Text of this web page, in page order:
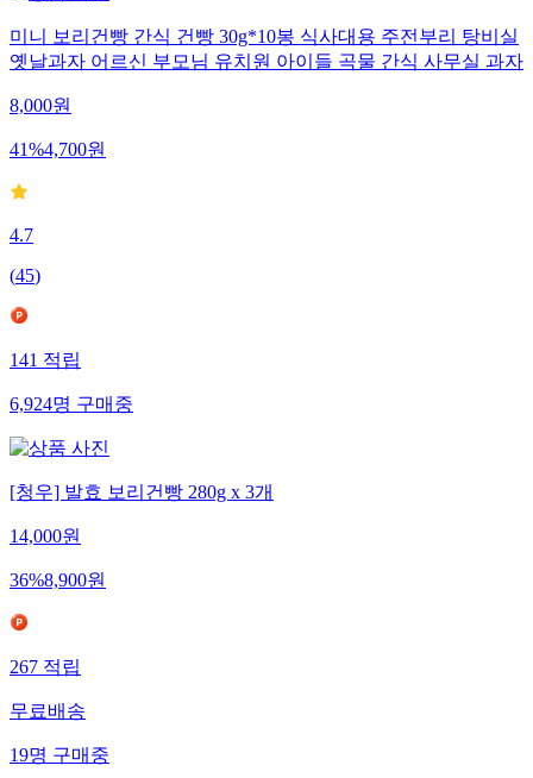
미니 보리건빵 간식 건빵 30g*10봉 식사대용 주전부리 탕비실
옛날과자 어르신 부모님 유치원 아이들 곡물 간식 사무실 과자
8,000원
41%4,700원
4.7
(45)
141적립
6,924명구매중
[청우] 발효 보리건빵 280g x 3개
14,000원
36%8,900원
267적립
무료배송
19명구매중